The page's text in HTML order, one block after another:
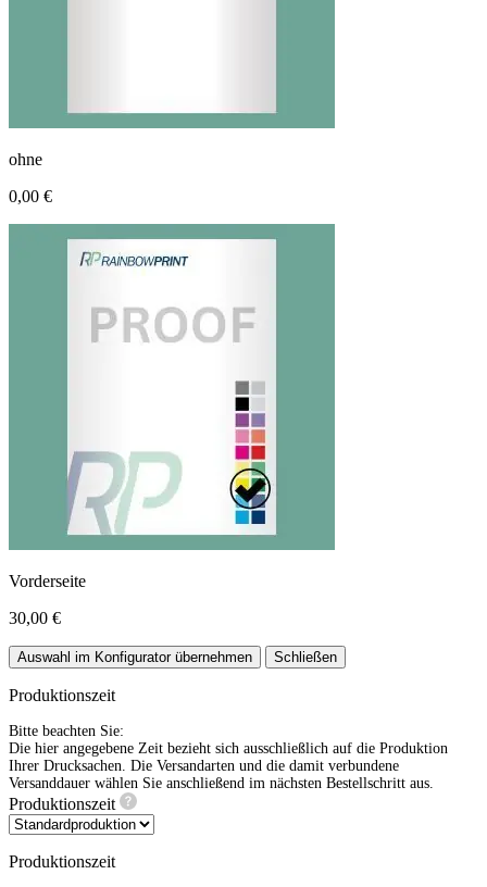
ohne
0,00 €
Vorderseite
30,00 €
Auswahl im Konfigurator übernehmen Schließen
Produktionszeit
Bitte beachten Sie:
Die hier angegebene Zeit bezieht sich ausschließlich auf die Produktion
Ihrer Drucksachen. Die Versandarten und die damit verbundene
Versanddauer wählen Sie anschließend im nächsten Bestellschritt aus.
Produktionszeit
Produktionszeit